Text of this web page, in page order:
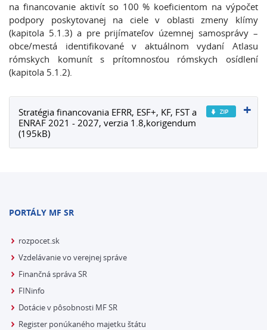
na financovanie aktivít so 100 % koeficientom na výpočet
podpory poskytovanej na ciele v oblasti zmeny klímy
(kapitola 5.1.3) a pre prijímateľov územnej samosprávy –
obce/mestá identifikované v aktuálnom vydaní Atlasu
rómskych komunít s prítomnosťou rómskych osídlení
(kapitola 5.1.2).
Stratégia financovania EFRR, ESF+, KF, FST a
ENRAF 2021 - 2027, verzia 1.8,korigendum
(195kB)
PORTÁLY MF SR
rozpocet.sk
Vzdelávanie vo verejnej správe
Finančná správa SR
FINinfo
Dotácie v pôsobnosti MF SR
Register ponúkaného majetku štátu